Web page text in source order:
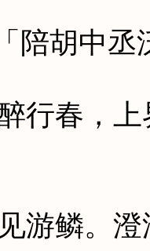
胡中丞
春，上
鳞。澄